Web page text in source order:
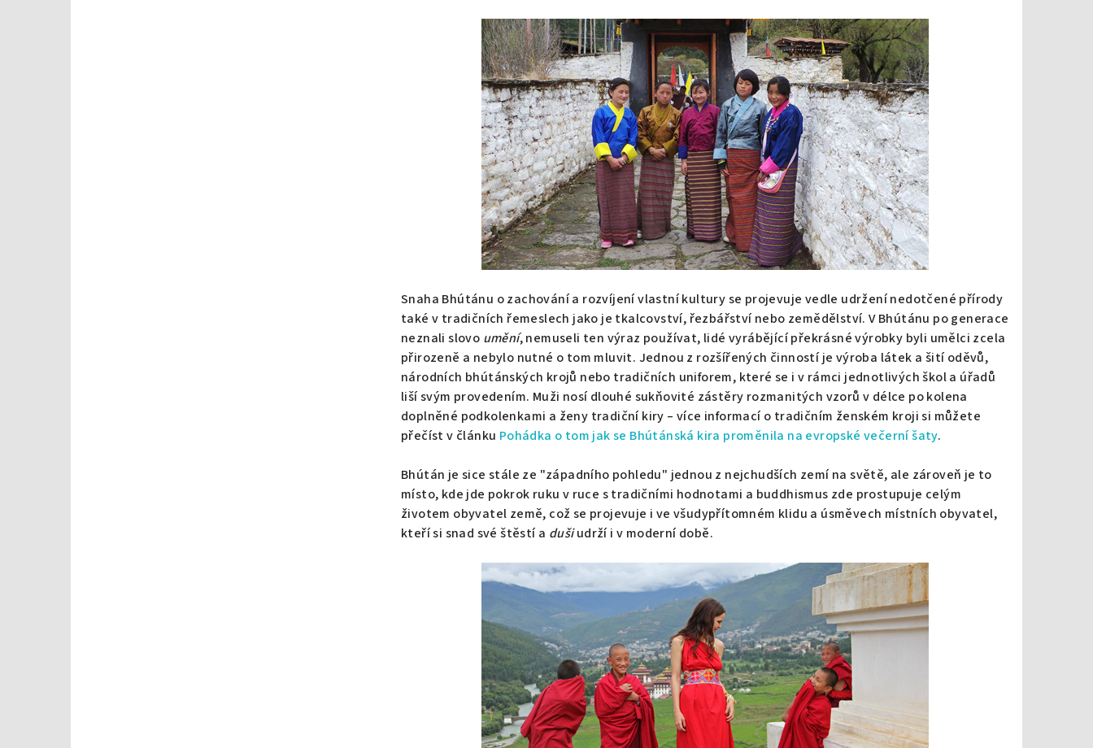
Snaha Bhútánu o zachování a rozvíjení vlastní kultury se projevuje vedle udržení nedotčené přírody
také v tradičních řemeslech jako je tkalcovství, řezbářství nebo zemědělství. V Bhútánu po generace
neznali slovo umění, nemuseli ten výraz používat, lidé vyrábějící překrásné výrobky byli umělci zcela
přirozeně a nebylo nutné o tom mluvit. Jednou z rozšířených činností je výroba látek a šití oděvů,
národních bhútánských krojů nebo tradičních uniforem, které se i v rámci jednotlivých škol a úřadů
liší svým provedením. Muži nosí dlouhé sukňovité zástěry rozmanitých vzorů v délce po kolena
doplněné podkolenkami a ženy tradiční kiry – více informací o tradičním ženském kroji si můžete
přečíst v článku Pohádka o tom jak se Bhútánská kira proměnila na evropské večerní šaty.
Bhútán je sice stále ze "západního pohledu" jednou z nejchudších zemí na světě, ale zároveň je to
místo, kde jde pokrok ruku v ruce s tradičními hodnotami a buddhismus zde prostupuje celým
životem obyvatel země, což se projevuje i ve všudypřítomném klidu a úsměvech místních obyvatel,
kteří si snad své štěstí a dušiudrží i v moderní době.